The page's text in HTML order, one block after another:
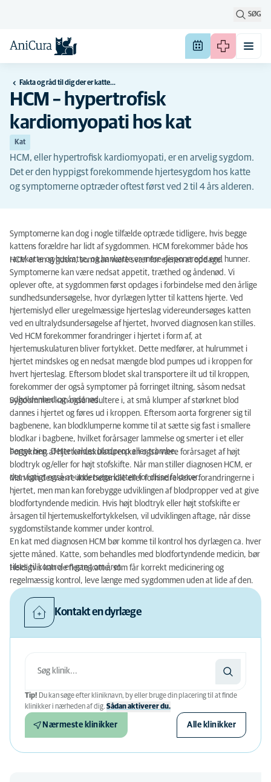
SØG
Fakta og råd til dig der er katteejer
HCM – hypertrofisk
kardiomyopati hos kat
Kat
HCM, eller hypertrofisk kardiomyopati, er en arvelig sygdom.
Det er den hyppigst forekommende hjertesygdom hos katte
og symptomerne optræder oftest først ved 2 til 4 års alderen.
Symptomerne kan dog i nogle tilfælde optræde tidligere, hvis begge
kattens forældre har lidt af sygdommen. HCM forekommer både hos
racekatte og huskatte, og hankatte er mere disponerede end hunner.
HCM er en sygdom, som kan være svær for ejeren at opdage.
Symptomerne kan være nedsat appetit, træthed og åndenød. Vi
oplever ofte, at sygdommen først opdages i forbindelse med den årlige
sundhedsundersøgelse, hvor dyrlægen lytter til kattens hjerte. Ved
hjertemislyd eller uregelmæssige hjerteslag videreundersøges katten
ved en ultralydsundersøgelse af hjertet, hvorved diagnosen kan stilles.
Ved HCM forekommer forandringer i hjertet i form af, at
hjertemuskulaturen bliver fortykket. Dette medfører, at hulrummet i
hjertet mindskes og en nedsat mængde blod pumpes ud i kroppen for
hvert hjerteslag. Eftersom blodet skal transportere ilt ud til kroppen,
forekommer der også symptomer på forringet iltning, såsom nedsat
udholdenhed og åndenød.
Sygdommen kan også resultere i, at små klumper af størknet blod
dannes i hjertet og føres ud i kroppen. Eftersom aorta forgrener sig til
bagbenene, kan blodklumperne komme til at sætte sig fast i smallere
blodkar i bagbene, hvilket forårsager lammelse og smerter i et eller
begge ben. Dette kaldes blodprop eller trombe.
Fortykning af hjertemuskulaturen kan også være forårsaget af højt
blodtryk og/eller for højt stofskifte. Når man stiller diagnosen HCM, er
det vigtigt også at undersøge katten for disse faktorer.
Man kan desværre ikke behandle eller forhindre selve forandringerne i
hjertet, men man kan forebygge udviklingen af blodpropper ved at give
blodfortyndende medicin. Hvis højt blodtryk eller højt stofskifte er
årsagen til hjertemuskelfortykkelsen, vil udviklingen aftage, når disse
sygdomstilstande kommer under kontrol.
En kat med diagnosen HCM bør komme til kontrol hos dyrlægen ca. hver
sjette måned. Katte, som behandles med blodfortyndende medicin, bør
tilses til kontrol en gang om året.
Heldigvis kan de fleste katte, som får korrekt medicinering og
regelmæssig kontrol, leve længe med sygdommen uden at lide af den.
Kontakt en dyrlæge
Tip! Du kan søge efter kliniknavn, by eller bruge din placering til at finde
klinikker i nærheden af ​​dig. Sådan aktiverer du.
Nærmeste klinikker Alle klinikker